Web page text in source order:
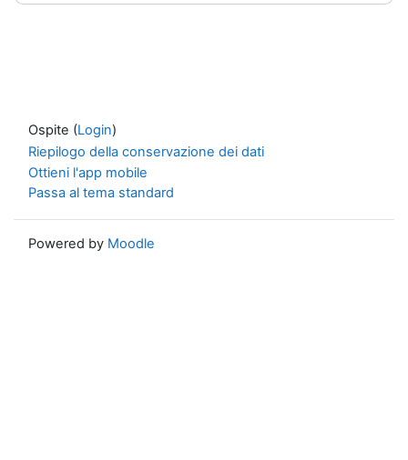
Ospite (Login)
Riepilogo della conservazione dei dati
Ottieni l'app mobile
Passa al tema standard
Powered by Moodle